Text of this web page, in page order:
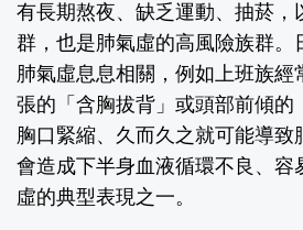
有長期熬夜、缺乏運動、抽菸，
群，也是肺氣虛的高風險族群。
肺氣虛息息相關，例如上班族經
張的「含胸拔背」或頭部前傾的
胸口緊縮、久而久之就可能導致
會造成下半身血液循環不良、容
虛的典型表現之一。